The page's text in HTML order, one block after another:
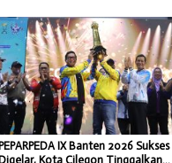
PEPARPEDA IX Banten 2026 Sukses
Digelar, Kota Cilegon Tinggalkan